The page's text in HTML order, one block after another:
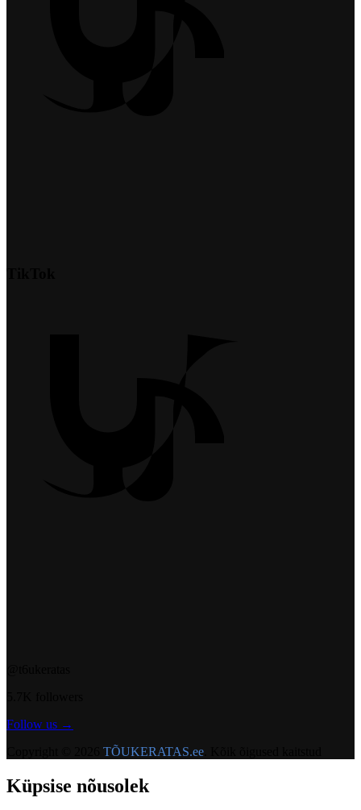
Follow us →
TÕUKERATAS.ee
Küpsise nõusolek